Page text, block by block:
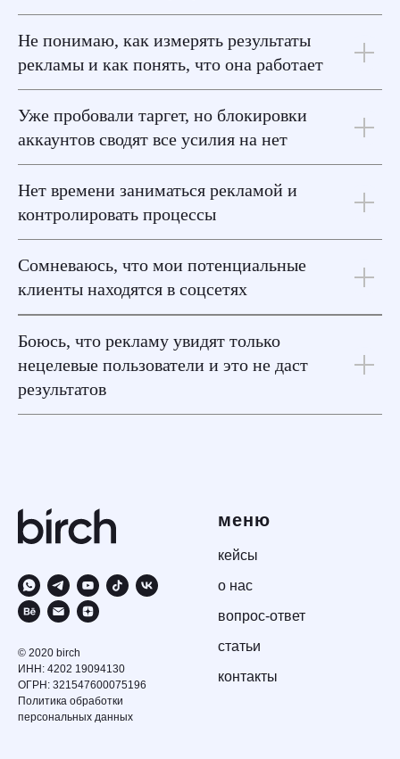
Не понимаю, как измерять результаты
рекламы и как понять, что она работает
Уже пробовали таргет, но блокировки
аккаунтов сводят все усилия на нет
Нет времени заниматься рекламой и
контролировать процессы
Сомневаюсь, что мои потенциальные
клиенты находятся в соцсетях
Боюсь, что рекламу увидят только
нецелевые пользователи и это не даст
результатов
© 2020 birch
ИНН: 4202 19094130
ОГРН: 321547600075196
Политика обработки
персональных данных
меню
кейсы
о нас
вопрос-ответ
статьи
контакты